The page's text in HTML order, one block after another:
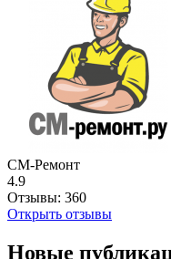
СМ-Ремонт
4.9
Отзывы: 360
Открыть отзывы
Новые